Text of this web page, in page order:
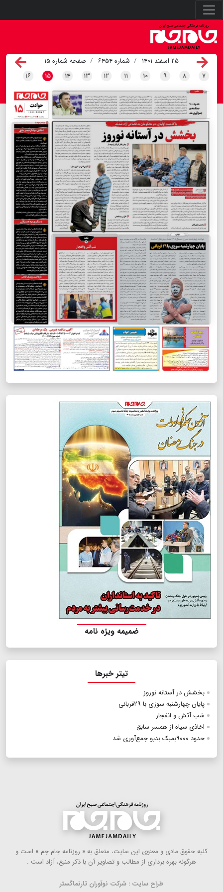
۲۵ اسفند ۱۴۰۱ شماره ۶۴۵۴
صفحه شماره ۱۵
۷ ۸ ۹ ۱۰ ۱۱ ۱۲ ۱۳ ۱۴ ۱۵ ۱۶
ضمیمه ویژه نامه
تیتر خبرها
بخشش در آستانه نوروز
پایان چهارشنبه سوزی با ۲۹قربانی
شب آتش و انفجار
اخاذی سیاه از همسر سابق
حدود ۹۰۰۰بمبک بدبو جمع‌آوری شد
كلیه حقوق مادی و معنوی این سایت، متعلق به « روزنامه جام جم » است و
هرگونه بهره ‌برداری از مطالب و تصاویر آن با ذكر منبع، آزاد است .
طراح سایت : شرکت نوآوران تارنماگستر